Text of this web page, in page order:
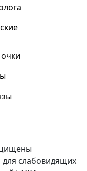
для слабовидящих